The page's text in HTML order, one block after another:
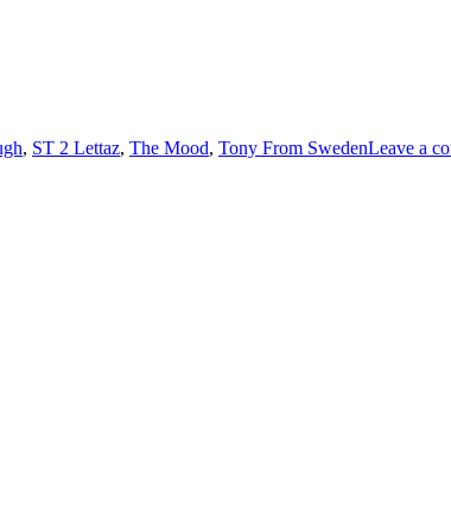
, ST 2 Lettaz, The Mood, Tony From SwedenLeave a